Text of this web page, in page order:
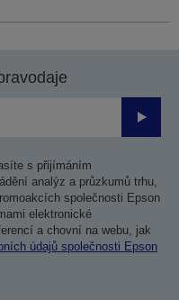
s přijímáním
analýz a průzkumů trhu,
společnosti Epson
elektronické
a chovní na webu, jak
údajů společnosti Epson